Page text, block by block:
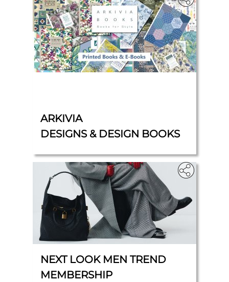
ARKIVIA
DESIGNS & DESIGN BOOKS
NEXT LOOK MEN TREND
MEMBERSHIP